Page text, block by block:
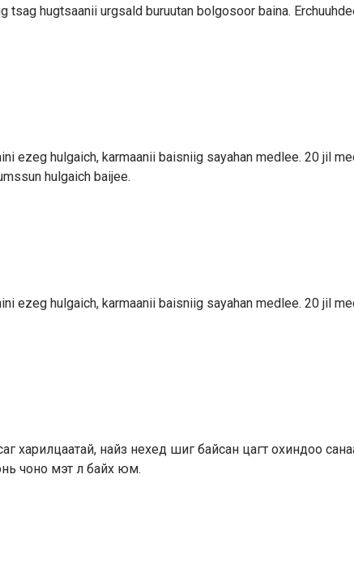
tsag hugtsaanii urgsald buruutan bolgosoor baina.
ezeg hulgaich, karmaanii baisniig sayahan medlee. 20 jil
hulgaich baijee.
ezeg hulgaich, karmaanii baisniig sayahan medlee. 20 jil
харилцаатай, найз нехед шиг байсан цагт охиндоо
чоно мэт л байх юм.